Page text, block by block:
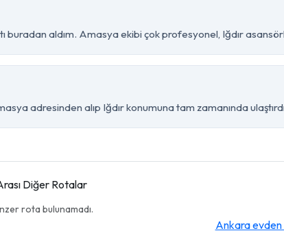
buradan aldım. Amasya ekibi çok profesyonel, Iğdır
adresinden alıp Iğdır konumuna tam zamanında
Diğer Rotalar
rota bulunamadı.
Ankara